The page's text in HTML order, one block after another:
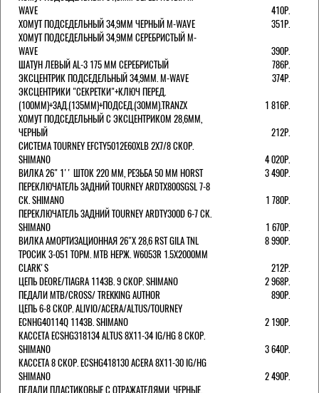
WAVE
410Р.
ХОМУТ ПОДСЕДЕЛЬНЫЙ 34,9ММ ЧЕРНЫЙ M-WAVE
351Р.
ХОМУТ ПОДСЕДЕЛЬНЫЙ 34,9ММ СЕРЕБРИСТЫЙ M-
WAVE
390Р.
ШАТУН ЛЕВЫЙ AL-3 175 ММ СЕРЕБРИСТЫЙ
786Р.
ЭКСЦЕНТРИК ПОДСЕДЕЛЬНЫЙ 34,9ММ. M-WAVE
374Р.
ЭКСЦЕНТРИКИ "СЕКРЕТКИ"+КЛЮЧ ПЕРЕД.
(100ММ)+ЗАД.(135ММ)+ПОДСЕД.(30ММ).TRANZX
1 816Р.
ХОМУТ ПОДСЕДЕЛЬНЫЙ С ЭКСЦЕНТРИКОМ 28,6ММ,
ЧЕРНЫЙ
212Р.
СИСТЕМА TOURNEY EFCTY5012E60XLB 2X7/8 СКОР.
SHIMANO
4 020Р.
ВИЛКА 26" 1'' ШТОК 220 ММ, РЕЗЬБА 50 ММ HORST
3 490Р.
ПЕРЕКЛЮЧАТЕЛЬ ЗАДНИЙ TOURNEY ARDTX800SGSL 7-8
СК. SHIMANO
1 780Р.
ПЕРЕКЛЮЧАТЕЛЬ ЗАДНИЙ TOURNEY ARDTY300D 6-7 СК.
SHIMANO
1 670Р.
ВИЛКА АМОРТИЗАЦИОННАЯ 26"Х 28,6 RST GILA TNL
8 990Р.
ТРОСИК 3-051 ТОРМ. MTB НЕРЖ. W6053R 1.5Х2000ММ
СLARK'S
212Р.
ЦЕПЬ DEORE/TIAGRA 114ЗВ. 9 СКОР. SHIMANO
2 968Р.
ПЕДАЛИ MTB/CROSS/ TREKKING AUTHOR
890Р.
ЦЕПЬ 6-8 СКОР. ALIVIO/ACERA/ALTUS/TOURNEY
ECNHG40114Q 114ЗВ. SHIMANO
2 190Р.
КАССЕТА ECSHG318134 ALTUS 8Х11-34 IG/HG 8 СКОР.
SHIMANO
3 640Р.
КАССЕТА 8 СКОР. ECSHG418130 ACERA 8Х11-30 IG/HG
SHIMANO
2 490Р.
ПЕДАЛИ ПЛАСТИКОВЫЕ С ОТРАЖАТЕЛЯМИ, ЧЕРНЫЕ.